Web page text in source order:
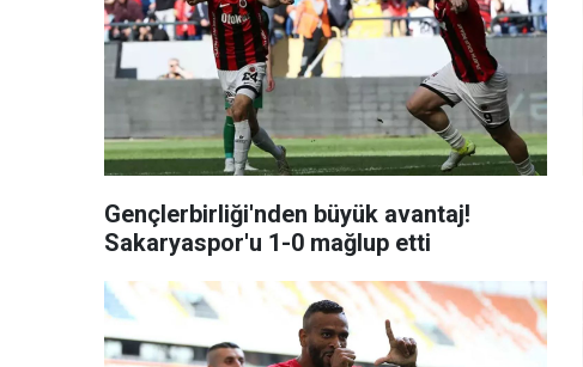
Gençlerbirliği'nden büyük avantaj!
Sakaryaspor'u 1-0 mağlup etti